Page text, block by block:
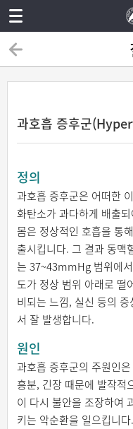
과호흡 증후군
정의
과호흡 증후군은 어떠한
화탄소가 과다하게 배출
몸은 정상적인 호흡을 통
출시킵니다. 그 결과 동맥
는 37~43mmHg 범위에
도가 정상 범위 아래로 떨
비되는 느낌, 실신 등의
서 잘 발생합니다.
원인
과호흡 증후군의 주원인
흥분, 긴장 때문에 발작적
이 다시 불안을 조장하여
키는 악순환을 일으킵니다.